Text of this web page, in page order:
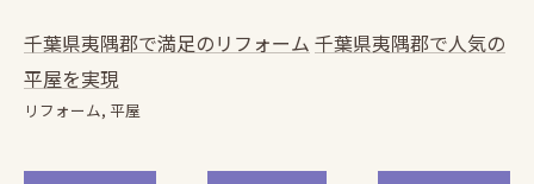
千葉県夷隅郡で満足のリフォーム 千葉県夷隅郡で人気の
平屋を実現
リフォーム 平屋